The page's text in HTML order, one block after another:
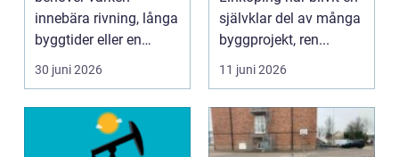
innebära rivning, långa
byggtider eller en
spräckt budget. Allt...
30 juni 2026
byggen, röjning
och skrot
självklar del av många
byggprojekt, ren...
11 juni 2026